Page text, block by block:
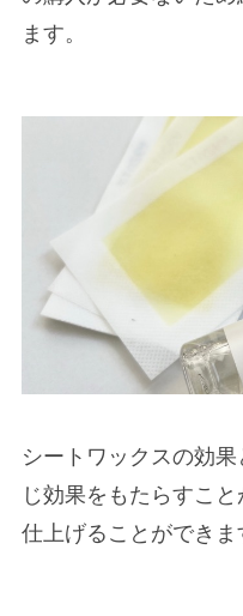
ます。
シートワックスの効
じ効果をもたらすこ
仕上げることができま